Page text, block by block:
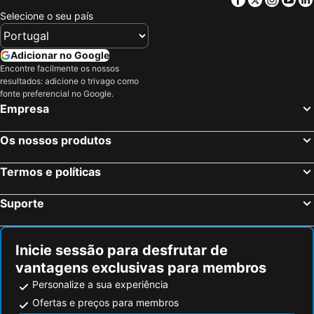
Benztown Hotel Gastehaus
Stuttgart, Bade-Vurtemberga Hotéis
Heidelberg, Bade-Vurtemberga Hotéis
Baden-Baden, Bade-Vurtemberga Hotéis
Ulm, Bade-Vurtemberga Hotéis
Memmingen, Baviera Hotéis
Munique, Baviera Hotéis
Frankfurt, Hesse Hotéis
Hamburgo, Hamburgo Hotéis
Nuremberga, Baviera Hotéis
Selecione o seu país
Adicionar no Google
Encontre facilmente os nossos
resultados: adicione o trivago como
fonte preferencial no Google.
Empresa
Os nossos produtos
Termos e políticas
Suporte
Inicie sessão para desfrutar de
vantagens exclusivas para membros
Personalize a sua experiência
Ofertas e preços para membros